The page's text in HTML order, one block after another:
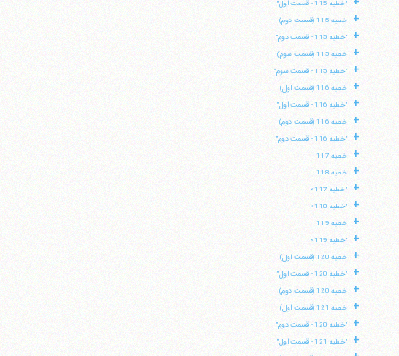
"خطبه 115 - قسمت اول"
+ خطبه 115 (قسمت دوم)
+ "خطبه 115 - قسمت دوم"
+ خطبه 115 (قسمت سوم)
+ "خطبه 115 - قسمت سوم"
+ خطبه 116 (قسمت اول)
+ "خطبه 116 - قسمت اول"
+ خطبه 116 (قسمت دوم)
+ "خطبه 116 - قسمت دوم"
+ خطبه 117
+ خطبه 118
+ "خطبه 117»
+ "خطبه 118»
+ خطبه 119
+ "خطبه 119»
+ خطبه 120 (قسمت اول)
+ "خطبه 120 - قسمت اول"
+ خطبه 120 (قسمت دوم)
+ خطبه 121 (قسمت اول)
+ "خطبه 120 - قسمت دوم"
+ "خطبه 121 - قسمت اول"